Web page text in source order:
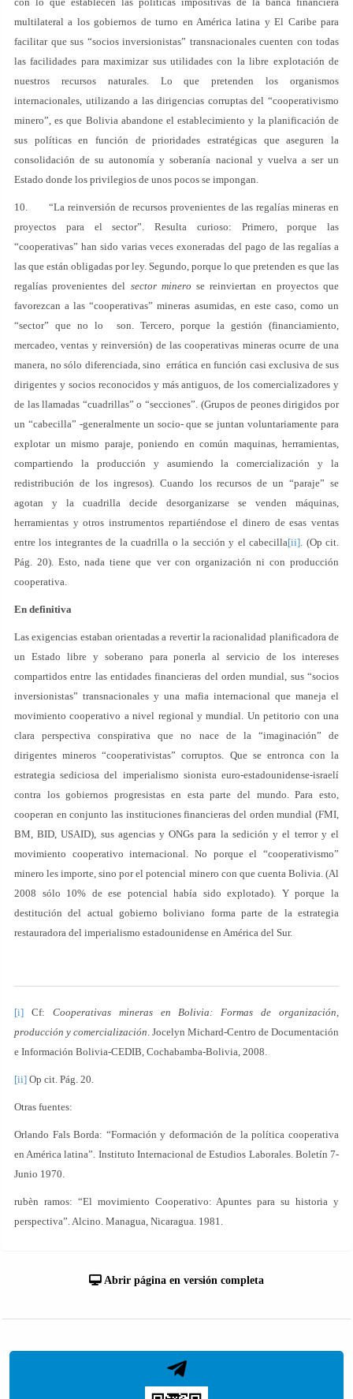
multilateral a los gobiernos de turno en América latina y El Caribe para
facilitar que sus “socios inversionistas” transnacionales cuenten con todas
las facilidades para maximizar sus utilidades con la libre explotación de
nuestros recursos naturales. Lo que pretenden los organismos
internacionales, utilizando a las dirigencias corruptas del “cooperativismo
minero”, es que Bolivia abandone el establecimiento y la planificación de
sus políticas en función de prioridades estratégicas que aseguren la
consolidación de su autonomía y soberanía nacional y vuelva a ser un
Estado donde los privilegios de unos pocos se impongan.
10. “La reinversión de recursos provenientes de las regalías mineras en
proyectos para el sector”. Resulta curioso: Primero, porque las
“cooperativas” han sido varias veces exoneradas del pago de las regalías a
las que están obligadas por ley. Segundo, porque lo que pretenden es que las
regalías provenientes del sector minero se reinviertan en proyectos que
favorezcan a las “cooperativas” mineras asumidas, en este caso, como un
“sector” que no lo son. Tercero, porque la gestión (financiamiento,
mercadeo, ventas y reinversión) de las cooperativas mineras ocurre de una
manera, no sólo diferenciada, sino errática en función casi exclusiva de sus
dirigentes y socios reconocidos y más antiguos, de los comercializadores y
de las llamadas “cuadrillas” o “secciones”. (Grupos de peones dirigidos por
un “cabecilla” -generalmente un socio- que se juntan voluntariamente para
explotar un mismo paraje, poniendo en común maquinas, herramientas,
compartiendo la producción y asumiendo la comercialización y la
redistribución de los ingresos). Cuando los recursos de un “paraje” se
agotan y la cuadrilla decide desorganizarse se venden máquinas,
herramientas y otros instrumentos repartiéndose el dinero de esas ventas
entre los integrantes de la cuadrilla o la sección y el cabecilla[ii]. (Op cit.
Pág. 20). Esto, nada tiene que ver con organización ni con producción
cooperativa.
En definitiva
Las exigencias estaban orientadas a revertir la racionalidad planificadora de
un Estado libre y soberano para ponerla al servicio de los intereses
compartidos entre las entidades financieras del orden mundial, sus “socios
inversionistas” transnacionales y una mafia internacional que maneja el
movimiento cooperativo a nivel regional y mundial. Un petitorio con una
clara perspectiva conspirativa que no nace de la “imaginación” de
dirigentes mineros “cooperativistas” corruptos. Que se entronca con la
estrategia sediciosa del imperialismo sionista euro-estadounidense-israelí
contra los gobiernos progresistas en esta parte del mundo. Para esto,
cooperan en conjunto las instituciones financieras del orden mundial (FMI,
BM, BID, USAID), sus agencias y ONGs para la sedición y el terror y el
movimiento cooperativo internacional. No porque el “cooperativismo”
minero les importe, sino por el potencial minero con que cuenta Bolivia. (Al
2008 sólo 10% de ese potencial había sido explotado). Y porque la
destitución del actual gobierno boliviano forma parte de la estrategia
restauradora del imperialismo estadounidense en América del Sur.
[i] Cf: Cooperativas mineras en Bolivia: Formas de organización,
producción y comercialización. Jocelyn Michard-Centro de Documentación
e Información Bolivia-CEDIB, Cochabamba-Bolivia, 2008.
[ii] Op cit. Pág. 20.
Otras fuentes:
Orlando Fals Borda: “Formación y deformación de la política cooperativa
en América latina”. Instituto Internacional de Estudios Laborales. Boletín 7-
Junio 1970.
rubèn ramos: “El movimiento Cooperativo: Apuntes para su historia y
perspectiva”. Alcino. Managua, Nicaragua. 1981.
Abrir página en versión completa